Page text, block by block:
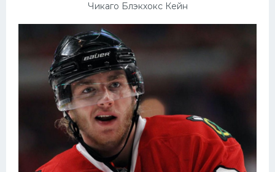
Чикаго Блэкхокс Кейн